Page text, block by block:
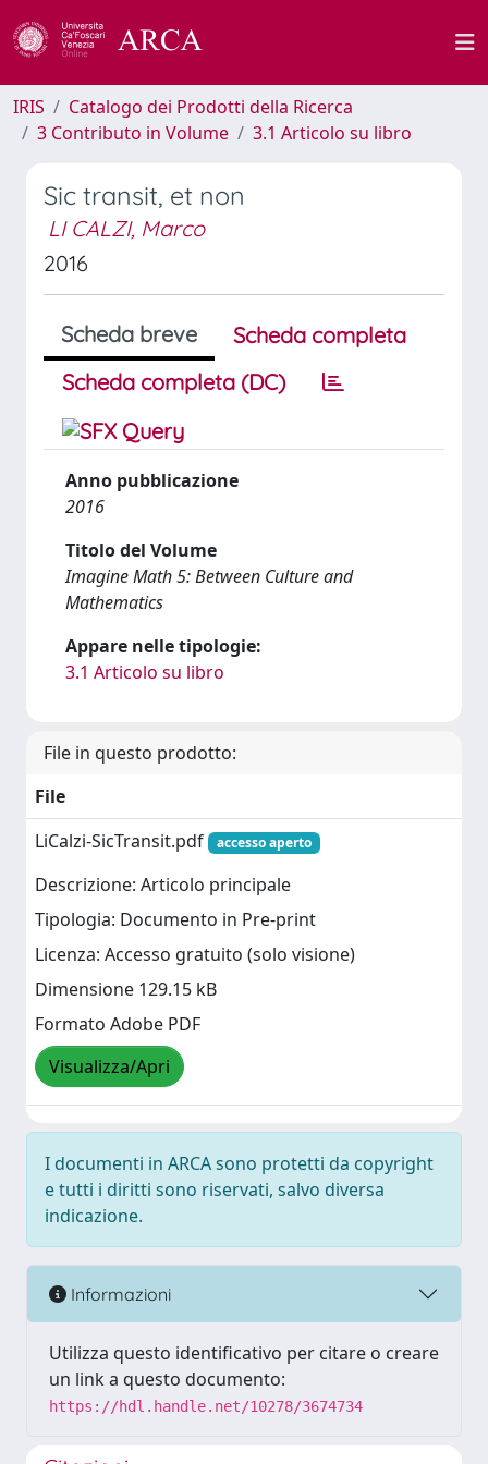
IRIS
Catalogo dei Prodotti della Ricerca
3 Contributo in Volume
3.1 Articolo su libro
Sic transit, et non
LI CALZI, Marco
2016
Scheda breve
Scheda completa
Scheda completa (DC)
Anno pubblicazione
2016
Titolo del Volume
Imagine Math 5: Between Culture and
Mathematics
Appare nelle tipologie:
3.1 Articolo su libro
File in questo prodotto:
File
LiCalzi-SicTransit.pdf
accesso aperto
Descrizione: Articolo principale
Tipologia: Documento in Pre-print
Licenza: Accesso gratuito (solo visione)
Dimensione 129.15 kB
Formato Adobe PDF
Visualizza/Apri
I documenti in ARCA sono protetti da copyright
e tutti i diritti sono riservati, salvo diversa
indicazione.
Informazioni
Utilizza questo identificativo per citare o creare
un link a questo documento:
https://hdl.handle.net/10278/3674734